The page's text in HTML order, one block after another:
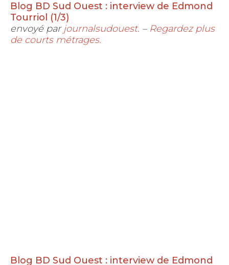
Blog BD Sud Ouest : interview de Edmond
Tourriol (1/3)
envoyé par journalsudouest. – Regardez plus
de courts métrages.
Blog BD Sud Ouest : interview de Edmond